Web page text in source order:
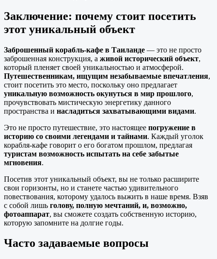
Заключение: почему стоит посетить
этот уникальный объект
Заброшенный корабль-кафе в Таиланде — это не просто
заброшенная конструкция, а живой исторический объект,
который пленяет своей уникальностью и атмосферой.
Путешественникам, ищущим незабываемые впечатления,
стоит посетить это место, поскольку оно предлагает
уникальную возможность окунуться в мир прошлого,
прочувствовать мистическую энергетику данного
пространства и насладиться захватывающими видами.
Это не просто путешествие, это настоящее погружение в
историю со своими легендами и тайнами. Каждый уголок
корабля-кафе говорит о его богатом прошлом, предлагая
туристам возможность испытать на себе забытые
мгновения.
Посетив этот уникальный объект, вы не только расширите
свои горизонты, но и станете частью удивительного
повествования, которому удалось выжить в наше время. Взяв
с собой лишь голову, полную мечтаний, и, возможно,
фотоаппарат, вы сможете создать собственную историю,
которую запомните на долгие годы.
Часто задаваемые вопросы